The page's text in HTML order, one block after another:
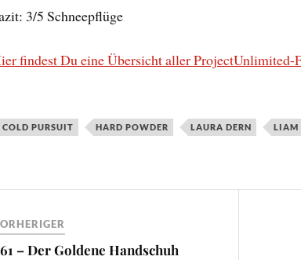
3/5 Schneepflüge
findest Du eine Übersicht aller ProjectUnlimited-
COLD PURSUIT HARD POWDER LAURA DERN LIAM
– Der Goldene Handschuh